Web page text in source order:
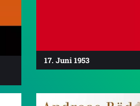
17. Juni 1953